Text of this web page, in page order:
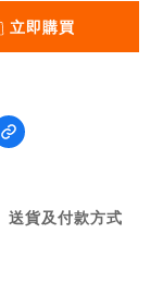
立即購買
送貨及付款方式